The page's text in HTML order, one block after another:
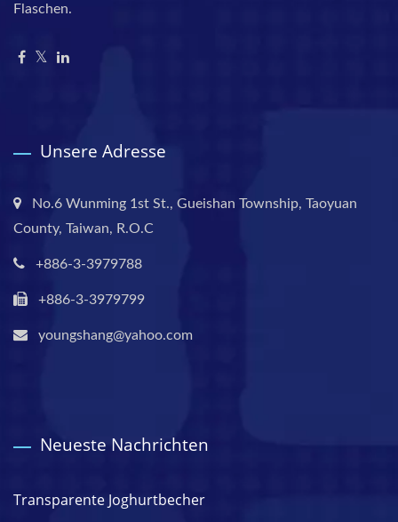
Flaschen.
Unsere Adresse
No.6 Wunming 1st St., Gueishan Township, Taoyuan
County, Taiwan, R.O.C
+886-3-3979788
+886-3-3979799
youngshang@yahoo.com
Neueste Nachrichten
Transparente Joghurtbecher